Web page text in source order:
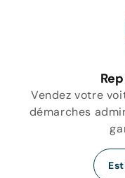
Vendez votre
démarches